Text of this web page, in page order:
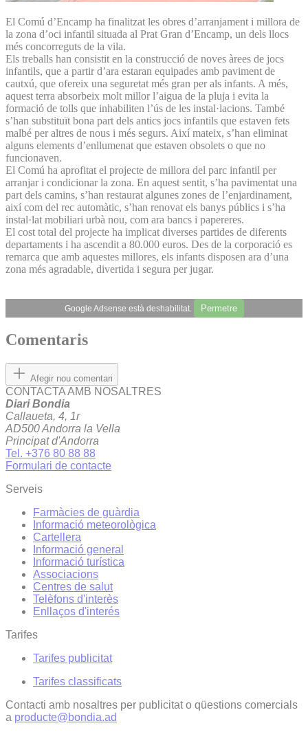
El Comú d’Encamp ha finalitzat les obres d’arranjament i millora de
la zona d’oci infantil situada al Prat Gran d’Encamp, un dels llocs
més concorreguts de la vila.
Els treballs han consistit en la construcció de noves àrees de jocs
infantils, que a partir d’ara estaran equipades amb paviment de
cautxú, que ofereix una seguretat més gran per als infants. A més,
aquest terra absorbeix molt millor l’aigua de la pluja i evita la
formació de tolls que inhabiliten l’ús de les instal·lacions. També
s’han substituït bona part dels antics jocs infantils que estaven fets
malbé per altres de nous i més segurs. Així mateix, s’han eliminat
alguns elements d’enllumenat que estaven obsolets o que no
funcionaven.
El Comú ha aprofitat el projecte de millora del parc infantil per
arranjar i condicionar la zona. En aquest sentit, s’ha pavimentat una
part dels camins, s’han restaurat algunes zones de l’enjardinament,
així com del rec automàtic, s’han renovat els banys públics i s’ha
instal·lat mobiliari urbà nou, com ara bancs i papereres.
El cost total del projecte ha implicat diverses partides de diferents
departaments i ha ascendit a 80.000 euros. Des de la corporació es
remarca que amb aquestes millores, els infants disposen ara d’una
zona més agradable, divertida i segura per jugar.
Google Adsense està deshabilitat. Permetre
Comentaris
Afegir nou comentari
CONTACTA AMB NOSALTRES
Diari Bondia
Callaueta, 4, 1r
AD500 Andorra la Vella
Principat d'Andorra
Tel. +376 80 88 88
Formulari de contacte
Serveis
Farmàcies de guàrdia
Informació meteorològica
Cartellera
Informació general
Informació turística
Associacions
Centres de salut
Telèfons d'interès
Enllaços d'interés
Tarifes
Tarifes publicitat
Tarifes classificats
Contacti amb nosaltres per publicitat o qüestions comercials
a producte@bondia.ad